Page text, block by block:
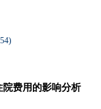
54)
费用的影响分析